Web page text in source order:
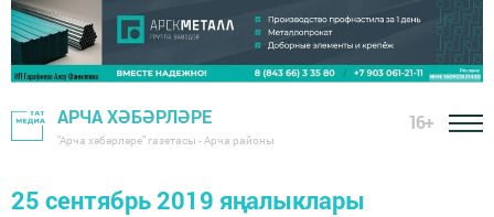
АРЧА ХӘБӘРЛӘРЕ
"Арча хәбәрләре" газетасы - Арча районы
16+
25 сентябрь 2019 яңалыклары